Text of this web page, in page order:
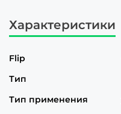
Характеристики
Flip
Тип
Тип применения